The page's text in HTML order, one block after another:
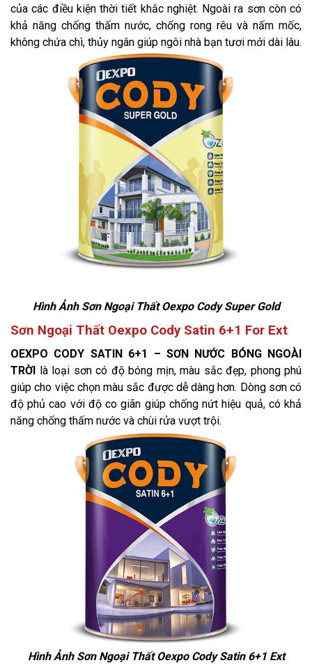
của các điều kiện thời tiết khắc nghiệt. Ngoài ra sơn còn có
khả năng chống thấm nước, chống rong rêu và nấm mốc,
không chứa chì, thủy ngân giúp ngôi nhà bạn tươi mới dài lâu.
Hình Ảnh Sơn Ngoại Thất Oexpo Cody Super Gold
Sơn Ngoại Thất Oexpo Cody Satin 6+1 For Ext
OEXPO CODY SATIN 6+1 – SƠN NƯỚC BÓNG NGOÀI
TRỜI là loại sơn có độ bóng mịn, màu sắc đẹp, phong phú
giúp cho việc chọn màu sắc được dễ dàng hơn. Dòng sơn có
độ phủ cao với độ co giãn giúp chống nứt hiệu quả, có khả
năng chống thấm nước và chùi rửa vượt trội.
Hình Ảnh Sơn Ngoại Thất Oexpo Cody Satin 6+1 Ext